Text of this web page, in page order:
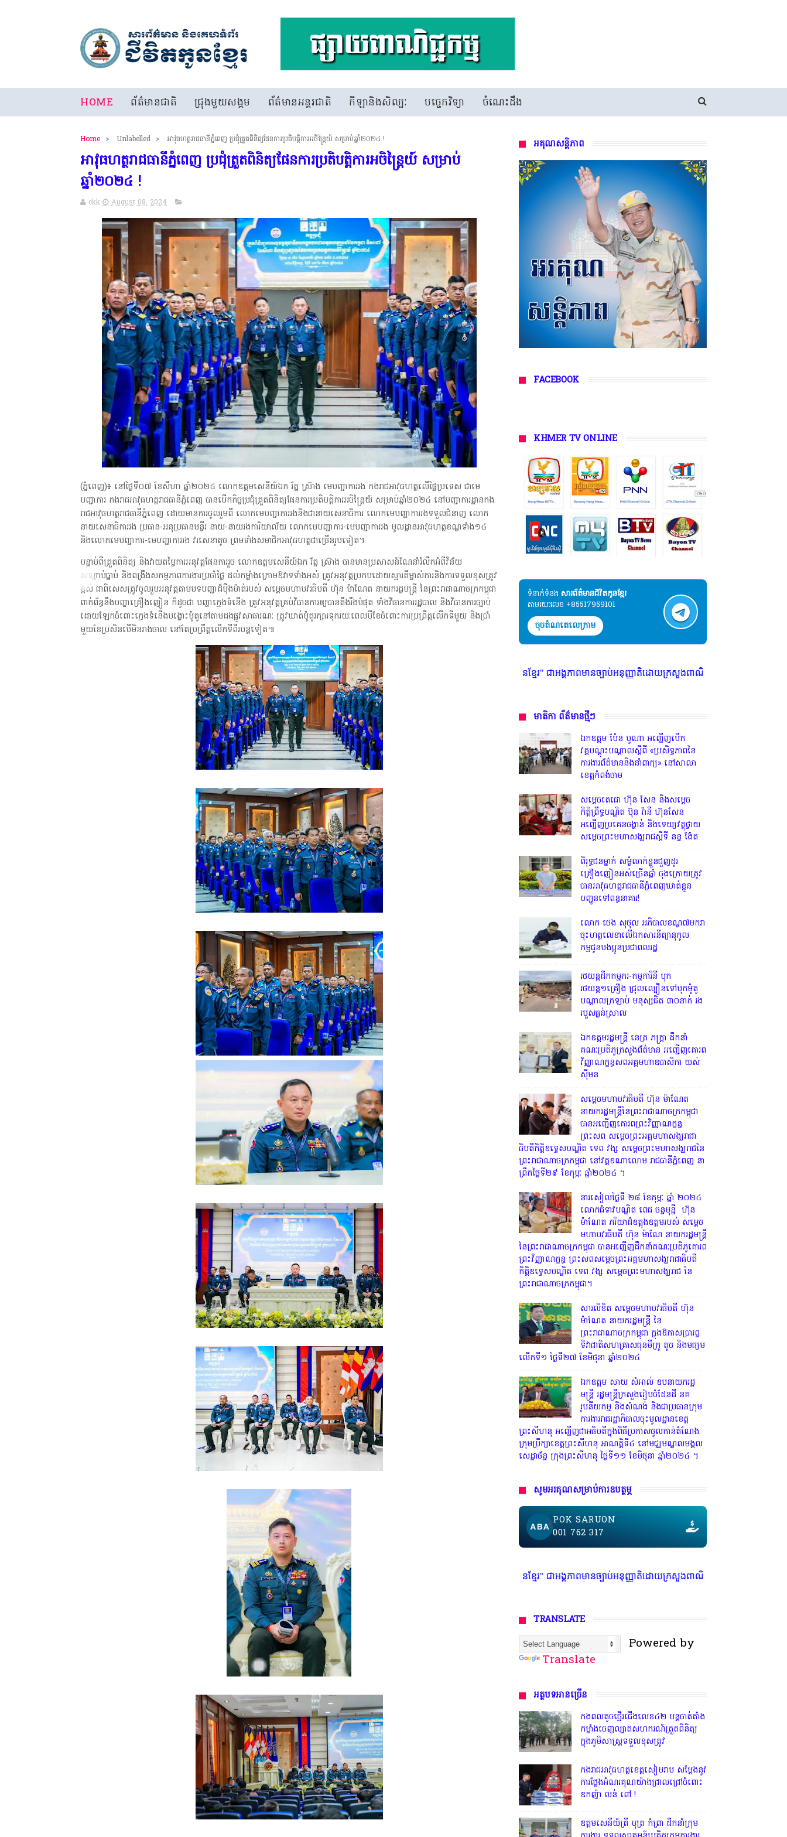
HOME ព័ត៌មានជាតិ ជ្រុងមួយសង្គម ព័ត៌មានអន្តរជាតិ កីឡានិងសិល្បៈ បច្ចេកវិទ្យា ចំណេះដឹង
Home > Unlabelled > អាវុធហត្ថរាជធានីភ្នំពេញ ប្រជុំត្រួតពិនិត្យផែនការប្រតិបត្តិការអចិន្ត្រៃយ៍ សម្រាប់ឆ្នាំ២០២៤ !
អាវុធហត្ថរាជធានីភ្នំពេញ ប្រជុំត្រួតពិនិត្យផែនការប្រតិបត្តិការអចិន្ត្រៃយ៍ សម្រាប់
ឆ្នាំ២០២៤ !
ckk August 08, 2024
(ភ្នំពេញ)៖ នៅថ្ងៃទី០៧ ខែសីហា ឆ្នាំ២០២៤ លោកឧត្តមសេនីយ៍ឯក រ័ត្ន ស្រ៊ាង មេបញ្ជាការរង កងរាជអាវុធហត្ថលើផ្ទៃប្រទេស ជាមេ
បញ្ជាការ កងរាជអាវុធហត្ថរាជធានីភ្នំពេញ បានបើកកិច្ចប្រជុំត្រួតពិនិត្យផែនការប្រតិបត្តិការអចិន្ត្រៃយ៍ សម្រាប់ឆ្នាំ២០២៤ នៅបញ្ជាការដ្ឋានកង
រាជអាវុធហត្ថរាជធានីភ្នំពេញ ដោយមានការចូលរួមពី លោកមេបញ្ជាការរងនិងជានាយសេនាធិការ លោកមេបញ្ជាការរងទទួលជំនាញ លោក
នាយសេនាធិការរង ប្រធាន-អនុប្រធានមន្ទីរ នាយ-នាយរងការិយាល័យ លោកមេបញ្ជាការ-មេបញ្ជាការរង មូលដ្ឋានអាវុធហត្ថខណ្ឌទាំង១៤
និងលោកមេបញ្ជាការ-មេបញ្ជាការរង វរសេនាតូច ព្រមទាំងសមាជិកអាវុធហត្ថជាច្រើនរូបទៀត។
បន្ទាប់ពីត្រួតពិនិត្យ និងវាយតម្លៃការអនុវត្តផែនការរួច លោកឧត្តមសេនីយ៍ឯក រ័ត្ន ស្រ៊ាង បានមានប្រសាសន៍ណែនាំរំលឹកអំពីវិន័យ
សណ្តាប់ធ្នាប់ និងពង្រឹងសកម្មភាពការងារប្រចាំថ្ងៃ ដល់កម្លាំងក្រោមឱវាទទាំងអស់ ត្រូវអនុវត្តប្រកបដោយស្មារតីម្ចាស់ការនិងការទទួលខុសត្រូវ
ខ្ពស់ ជាពិសេសត្រូវចូលរួមអនុវត្តតាមបទបញ្ជាដ៏ម៉ឺងម៉ាត់របស់ សម្តេចមហាបវរធិបតី ហ៊ុន ម៉ាណែត នាយករដ្ឋមន្ត្រី នៃព្រះរាជាណាចក្រកម្ពុជា
ពាក់ព័ន្ធនឹងបញ្ហាគ្រឿងញៀន ក៏ដូចជា បញ្ហាក្មេងទំនើង ត្រូវអនុវត្តគ្រប់វិធានការឲ្យបានតឹងរឹងបំផុត ទាំងវិធានការរដ្ឋបាល និងវិធានការច្បាប់
ដោយឡែកចំពោះក្មេងទំនើងបង្ហោះម៉ូតូនៅតាមដងផ្លូវសាធារណៈ ត្រូវឃាត់ម៉ូតូរក្សារទុករយៈពេលបីខែចំពោះការប្រព្រឹត្តលើកទីមួយ និងប្រាំ
មួយខែប្រសិនបើមិនរាងចាល នៅតែប្រព្រឹត្តលើកទីពីរបន្តទៀត៕
អគុណសន្តិភាព
FACEBOOK
KHMER TV ONLINE
ទំនាក់ទំនង​​ សារព័ត៌មានជីវិតកូនខ្មែរ
តាមរយៈលេខ +85517959101
ចុចតំណតេលេក្រាម
* អង្គភាពសារព័ត៌មាន"ជីវិតកូនខ្មែរ" ជាអង្គភាពមានច្បាប់អនុញ្ញាតិដោយក្រសួងពាណិជ្ជកម្ម ក្រសួងការងារ ក្រសួងព័ត៌មាន * ក្រមសិលធម៌ វិជ្
មាតិកា ព័ត៌មានថ្មីៗ
ឯកឧត្តម ប៉ែន បូណា អញ្ជើញបើក
វគ្គបណ្តុះបណ្តាលស្តីពី «ប្រសិទ្ធភាពនៃ
ការងារព័ត៌មាននិងនាំពាក្យ» នៅសាលា
ខេត្តកំពង់ចាម
សម្តេចតេជោ ហ៊ុន សែន និងសម្ដេច
កិត្តិព្រឹទ្ធបណ្ឌិត ប៊ុន រ៉ានី ហ៊ុនសែន
អញ្ជើញប្រគេនចង្ហាន់ និងទេយ្យវត្ថុថ្វាយ
សម្តេចព្រះមហាសង្ឃរាជស្តីទី នន្ទ ង៉ែត
ពិរុទ្ធ​ជនម្នាក់ សម្ងំលាក់ខ្លួនជួញដូរ
គ្រឿងញៀនអស់ច្រើនឆ្នាំ ចុងក្រោយត្រូវ
បានអាវុធហត្ថរាជធានីភ្នំពេញឃាត់ខ្លួន
បញ្ជូនទៅពន្ធនាគារ!
លោក ថេង សុថុល អភិបាលខណ្ឌ៧មករា
ចុះហត្ថលេខាលើឯកសារនីត្យានុកូល
កម្មជូនបងប្អូនប្រជាពលរដ្ឋ
រថយន្តដឹកកម្មករ-កម្មការិនី បុក
រថយន្ត១គ្រឿង ជ្រុលល្បឿនទៅបុកម៉ូតូ
បណ្តាលក្រឡាប់ មនុស្សជិត ៣០នាក់ រង
របួសធ្ងន់ស្រាល
ឯកឧត្តមរដ្ឋមន្ត្រី នេត្រ ភក្ត្រា ដឹកនាំ
គណៈប្រតិភូក្រសួងព័ត៌មាន អញ្ជើញគោរព
វិញ្ញាណក្ខន្ធសពអគ្គមហាឧបាសិកា យស់
ស៊ីមន
សម្តេចមហាបវរធិបតី ហ៊ុន ម៉ាណែត
នាយករដ្ឋមន្ត្រីនៃព្រះរាជាណាចក្រកម្ពុជា
បានអញ្ជើញគោរពព្រះវិញ្ញាណក្ខន្ធ
ព្រះសព សម្តេចព្រះអគ្គមហាសង្ឃរាជា
ធិបតីកិត្តិឧទ្ទេសបណ្ឌិត ទេព វង្ស សម្តេចព្រះមហាសង្ឃរាជនៃ
ព្រះរាជាណាចក្រកម្ពុជា នៅវត្តឧណាលោម រាជធានីភ្នំពេញ នា
ព្រឹកថ្ងៃទី២៩ ខែកុម្ភៈ ឆ្នាំ២០២៤ ។
នារសៀលថ្ងៃទី ២៨ ខែកុម្ភៈ ឆ្នាំ ២០២៤
លោកជំទាវបណ្ឌិត ពេជ ចន្ទមុន្នី ហ៊ុន
ម៉ាណែត ភរិយាដ៏ឧត្តុងឧត្តមរបស់ សម្តេច
មហាបវរធិបតី ហ៊ុន ម៉ាណែ នាយករដ្ឋមន្រ្តី
នៃព្រះរាជាណាចក្រកម្ពុជា បានអញ្ជើញដឹកនាំគណៈប្រតិភូគោរព
ព្រះវិញ្ញាណក្ខន្ធ ព្រះសពសម្តេចព្រះអគ្គមហាសង្ឃរាជាធិបតី
កិត្តិឧទ្ទេសបណ្ឌិត ទេព វង្ស សម្តេចព្រះមហាសង្ឃរាជ នៃ
ព្រះរាជាណាចក្រកម្ពុជា។
សារលិខិត សម្តេចមហាបវរធិបតី ហ៊ុន
ម៉ាណែត នាយករដ្ឋមន្ត្រី នៃ
ព្រះរាជាណាចក្រកម្ពុជា ក្នុងឱកាសប្រារព្ធ
ទិវាជាតិសហគ្រាសធុនមីក្រូ តូច និងមធ្យម
លើកទី១ ថ្ងៃទី២៧ ខែមិថុនា ឆ្នាំ២០២៤
ឯកឧត្តម សាយ សំអាល់ ឧបនាយករដ្ឋ
មន្ត្រី រដ្ឋមន្ត្រីក្រសួងរៀបចំដែនដី នគ
រូបនីយកម្ម និងសំណង់ និងជាប្រធានក្រុម
ការងាររាជរដ្ឋាភិបាលចុះមូលដ្ឋានខេត្ត
ព្រះសីហនុ អញ្ជើញជាអធិបតីក្នុងពិធីប្រកាសចូលកាន់តំណែង
ក្រុមប្រឹក្សាខេត្តព្រះសីហនុ អាណត្តិទី៤ នៅមជ្ឈមណ្ឌលមង្គល
សេដ្ឋាច័ន្ទ ក្រុងព្រះសីហនុ ថ្ងៃទី១១ ខែមិថុនា ឆ្នាំ២០២៤ ។
សូមអរគុណសម្រាប់ការឧបត្ថម្ភ
POK SARUON
001 762 317
* អង្គភាពសារព័ត៌មាន"ជីវិតកូនខ្មែរ" ជាអង្គភាពមានច្បាប់អនុញ្ញាតិដោយក្រសួងពាណិជ្ជកម្ម ក្រសួងការងារ ក្រសួងព័ត៌មាន * ក្រមសិលធម៌ វិជ្
TRANSLATE
Powered by
Translate
អត្ថបទអានច្រើន
កងពលតូចថ្មើរជើងលេខ៤២ បន្តចាត់តាំង
កម្លាំងចេញល្បាតសហករណ៍ត្រួតពិនិត្យ
ក្នុងភូមិសាស្រ្តទទួលខុសត្រូវ
កងរាជអាវុធហត្ថខេត្តសៀមរាប សម្តែងនូវ
ការថ្លែងអំណរគុណយ៉ាងជ្រាលជ្រៅចំពោះ
ឧកញ៉ា លន់ ពៅ !
ឧត្តមសេនីយ៍ត្រី បុត្រ កំព្រា ដឹកនាំក្រុម